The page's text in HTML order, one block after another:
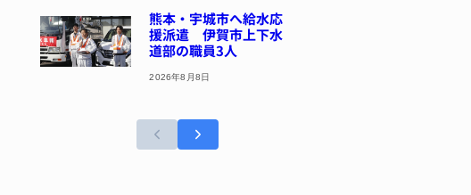
熊本・宇城市へ給水応
援派遣 伊賀市上下水
道部の職員3人
2026年8月8日